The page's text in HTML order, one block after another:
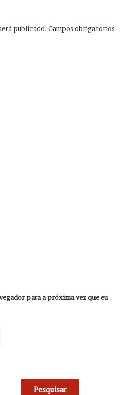
publicado. Campos obrigatórios
para a próxima vez que eu
Pesquisar